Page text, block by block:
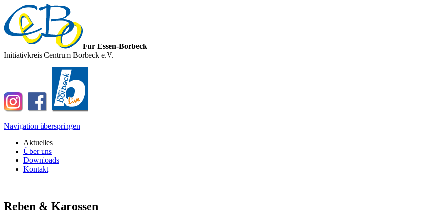
Für Essen-Borbeck
Initiativkreis Centrum Borbeck e.V.
Navigation überspringen
Aktuelles
Über uns
Downloads
Kontakt
Reben & Karossen